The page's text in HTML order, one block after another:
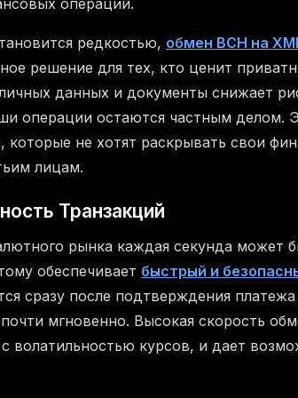
операций.
редкостью, обмен BCH на
решение для тех, кто ценит
данных и документы снижает
операции остаются частным делом.
которые не хотят раскрывать свои
лицам.
Транзакций
рынка каждая секунда может
обеспечивает быстрый и
сразу после подтверждения
мгновенно. Высокая скорость
волатильностью курсов, и дает